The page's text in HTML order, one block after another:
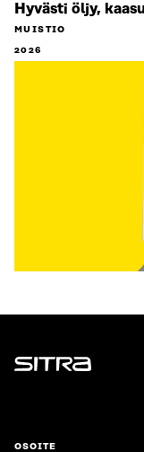
Hyvästi öljy,
MUISTIO
2026
Sitra
OSOITE